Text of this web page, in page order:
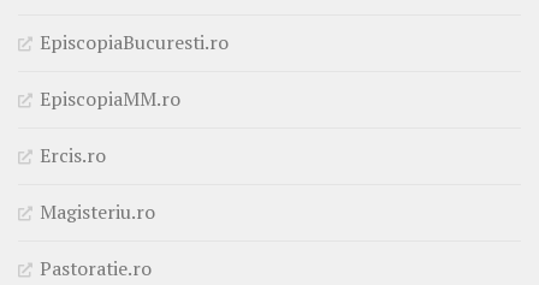
EpiscopiaBucuresti.ro
EpiscopiaMM.ro
Ercis.ro
Magisteriu.ro
Pastoratie.ro